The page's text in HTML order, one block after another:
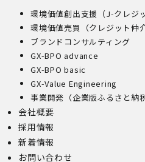
環境価値創出支援（J-クレジ
環境価値売買（クレジット仲
ブランドコンサルティング
GX-BPO advance
GX-BPO basic
GX-Value Engineering
事業開発（企業版ふるさと納税
会社概要
採用情報
新着情報
お問い合わせ